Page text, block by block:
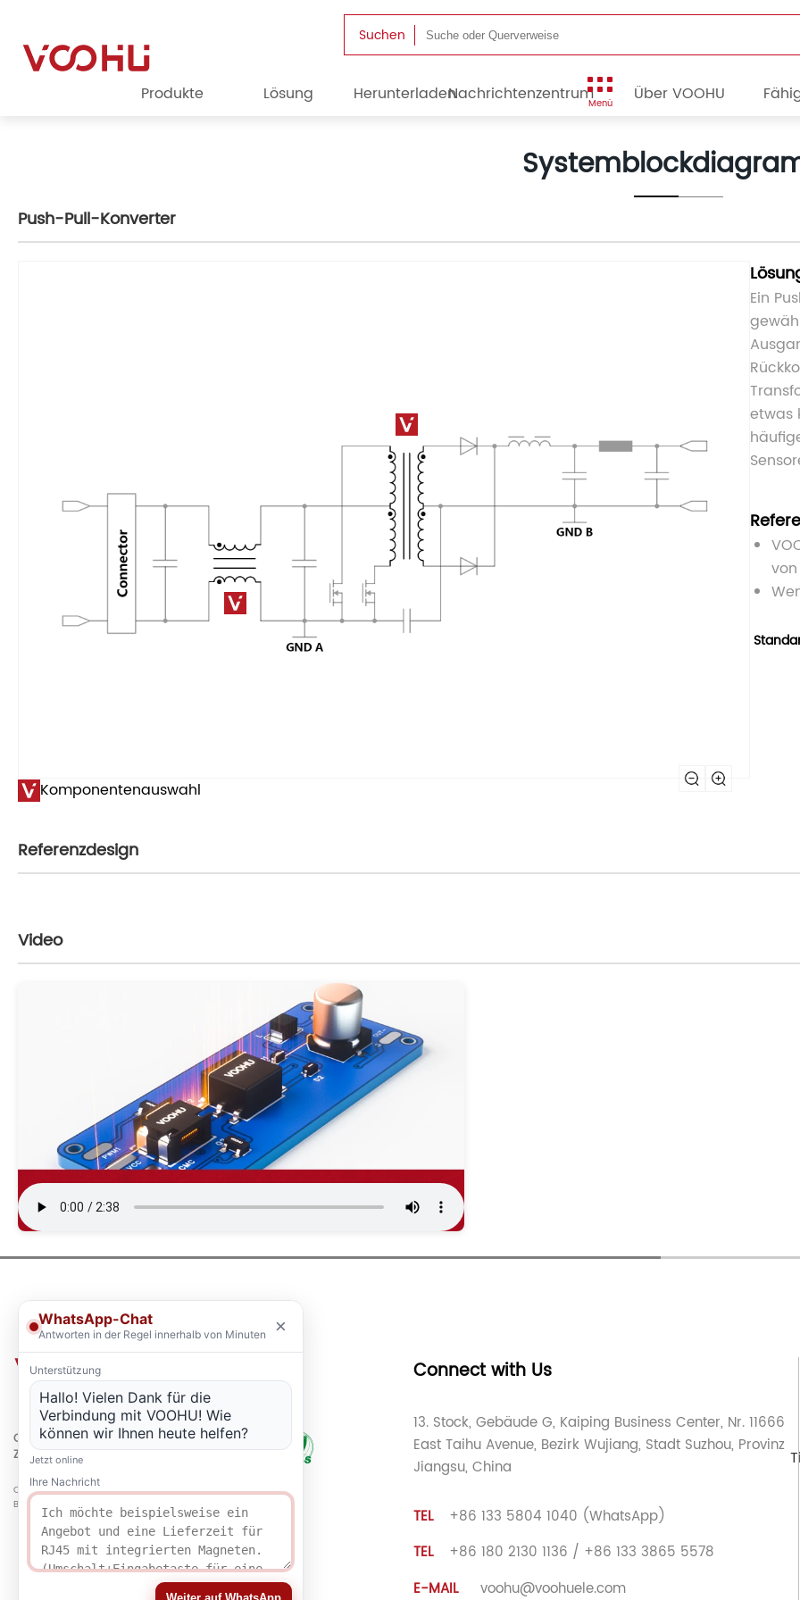
Suchen
Produkte Lösung HerunterladenNachrichtenzentrumMenü Über VOOHU
Push-Pull-Konverter
Komponentenauswahl
Ein
etwas
Referenzdesign
Video
QUALITÄT
ZERTIFIZIERUNG
Copyright © 2021-2026 voohuele.com Alle Rechte vorbehalten
Beliebte Produkte
- Sitemap Speziell
Connect with Us
13. Stock, Gebäude G, Kaiping Business Center, Nr. 11666
East Taihu Avenue, Bezirk Wujiang, Stadt Suzhou, Provinz
Jiangsu, China
TEL
+86 133 5804 1040 (WhatsApp)
TEL
+86 180 2130 1136 / +86 133 3865 5578
E-MAIL
voohu@voohuele.com
WhatsApp-Chat
Antworten in der Regel innerhalb von Minuten ×
Unterstützung
Hallo! Vielen Dank für die
Verbindung mit VOOHU! Wie
können wir Ihnen heute helfen?
Jetzt online
Ihre Nachricht